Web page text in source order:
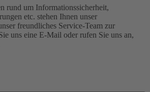
rund um Informationssicherheit,
etc. stehen Ihnen unser
freundliches Service-Team zur
uns eine E-Mail oder rufen Sie uns an,